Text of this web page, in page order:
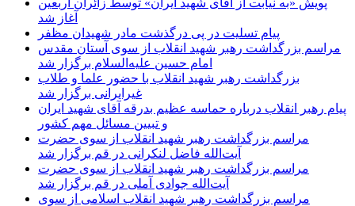
پویش «به نیابت از آقای شهید ایران» توسط زائران اربعین
آغاز شد
پیام تسلیت در پی درگذشت مادر شهیدان مظفر
مراسم بزرگداشت رهبر شهید انقلاب از سوی آستان مقدس
امام حسین علیه‌السلام برگزار شد
بزرگداشت رهبر شهید انقلاب با حضور علما و طلاب
غیر‌‌‌ایرانی برگزار شد
پیام رهبر انقلاب درباره حماسه عظیم بدرقه آقای شهید ایران
و تبیین مسائل مهم کشور
مراسم بزرگداشت رهبر شهید انقلاب از سوی حضرت
آیت‌الله فاضل لنکرانی در قم برگزار شد
مراسم بزرگداشت رهبر شهید انقلاب از سوی حضرت
آیت‌الله جوادی آملی در قم برگزار شد
مراسم بزرگداشت رهبر شهید انقلاب اسلامی از سوی